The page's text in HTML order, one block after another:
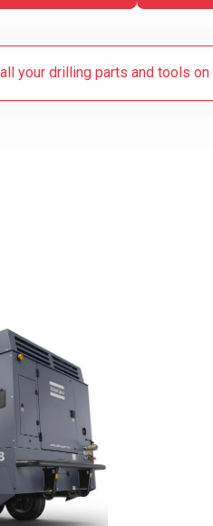
your drilling parts and tools on